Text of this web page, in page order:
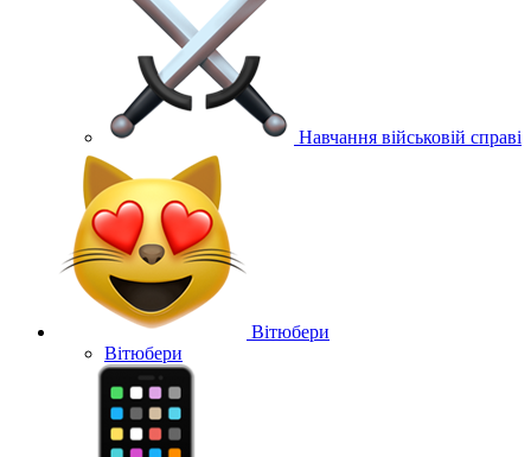
Навчання військовій справі
Вітюбери
Вітюбери